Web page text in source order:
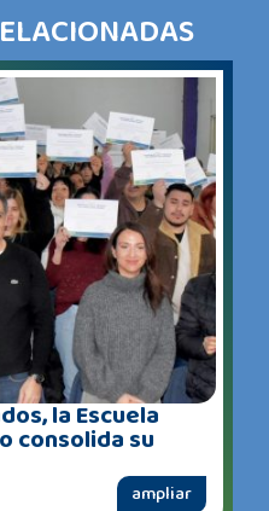
la Escuela
consolida su
ampliar